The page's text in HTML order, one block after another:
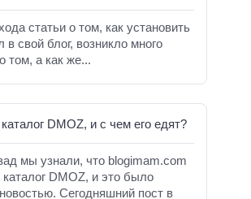
статьи о том, как установить
в свой блог, возникло много
том, а как же...
DMOZ, и с чем его едят?
мы узнали, что blogimam.com
каталог DMOZ, и это было
Сегодняшний пост в